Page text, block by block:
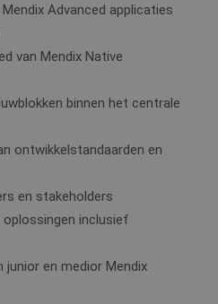
Advanced applicaties
van Mendix Native
binnen het centrale
ontwikkelstandaarden en
en stakeholders
oplossingen inclusief
junior en medior Mendix